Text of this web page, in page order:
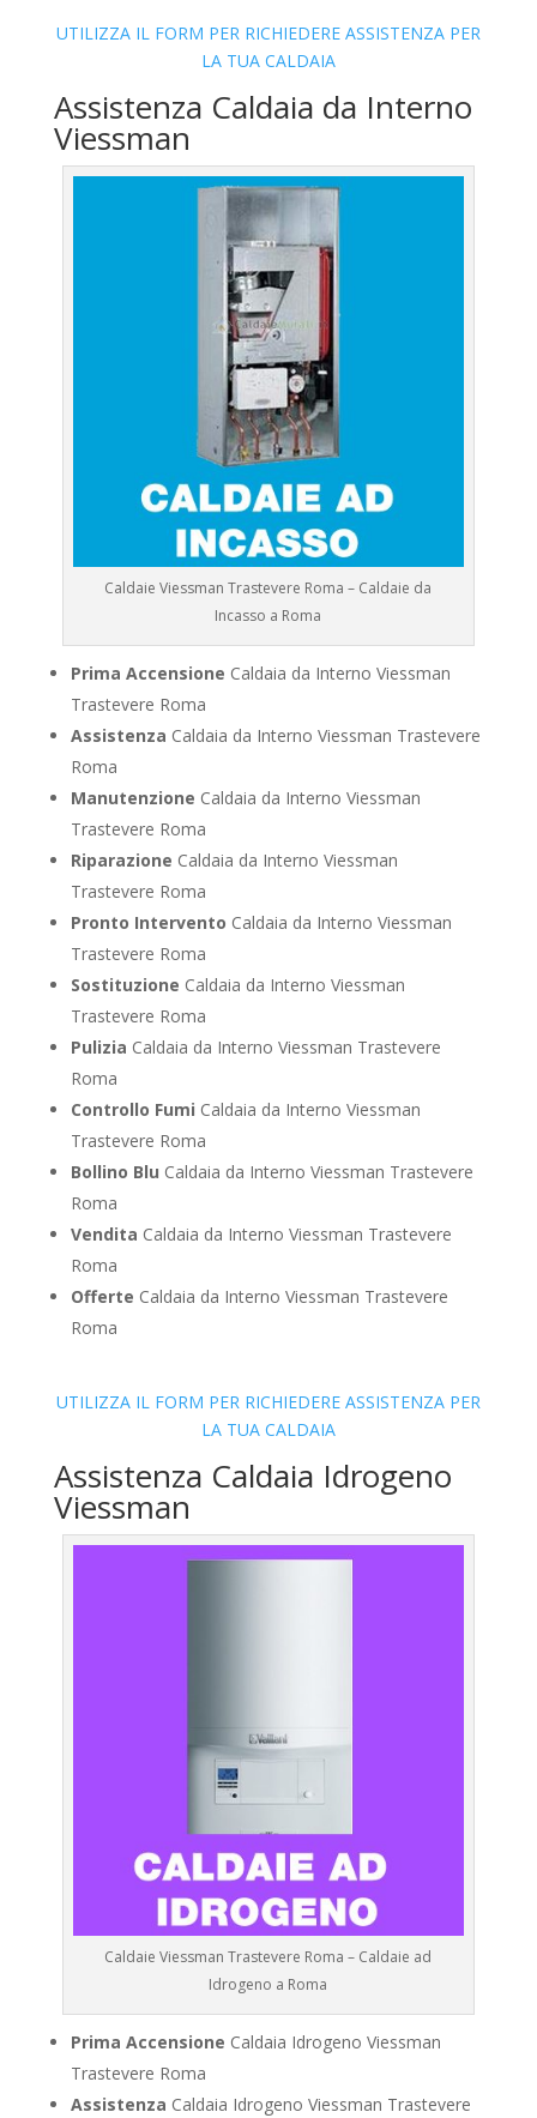
UTILIZZA IL FORM PER RICHIEDERE ASSISTENZA PER
LA TUA CALDAIA
Assistenza Caldaia da Interno
Viessman
Caldaie Viessman Trastevere Roma – Caldaie da
Incasso a Roma
Prima Accensione Caldaia da Interno Viessman
Trastevere Roma
Assistenza Caldaia da Interno Viessman Trastevere
Roma
Manutenzione Caldaia da Interno Viessman
Trastevere Roma
Riparazione Caldaia da Interno Viessman
Trastevere Roma
Pronto Intervento Caldaia da Interno Viessman
Trastevere Roma
Sostituzione Caldaia da Interno Viessman
Trastevere Roma
Pulizia Caldaia da Interno Viessman Trastevere
Roma
Controllo Fumi Caldaia da Interno Viessman
Trastevere Roma
Bollino Blu Caldaia da Interno Viessman Trastevere
Roma
Vendita Caldaia da Interno Viessman Trastevere
Roma
Offerte Caldaia da Interno Viessman Trastevere
Roma
UTILIZZA IL FORM PER RICHIEDERE ASSISTENZA PER
LA TUA CALDAIA
Assistenza Caldaia Idrogeno
Viessman
Caldaie Viessman Trastevere Roma – Caldaie ad
Idrogeno a Roma
Prima Accensione Caldaia Idrogeno Viessman
Trastevere Roma
Assistenza Caldaia Idrogeno Viessman Trastevere